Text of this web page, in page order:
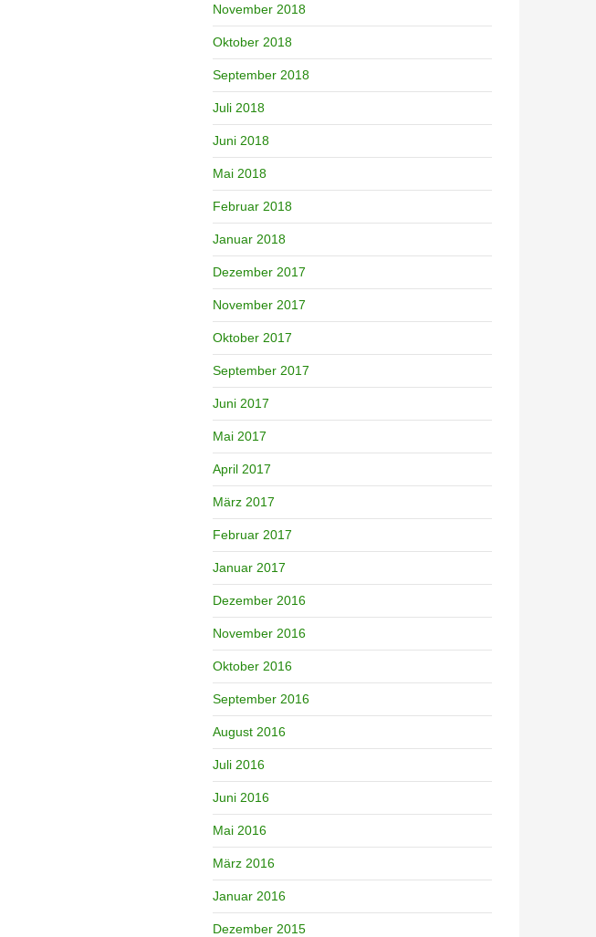
November 2018
Oktober 2018
September 2018
Juli 2018
Juni 2018
Mai 2018
Februar 2018
Januar 2018
Dezember 2017
November 2017
Oktober 2017
September 2017
Juni 2017
Mai 2017
April 2017
März 2017
Februar 2017
Januar 2017
Dezember 2016
November 2016
Oktober 2016
September 2016
August 2016
Juli 2016
Juni 2016
Mai 2016
März 2016
Januar 2016
Dezember 2015